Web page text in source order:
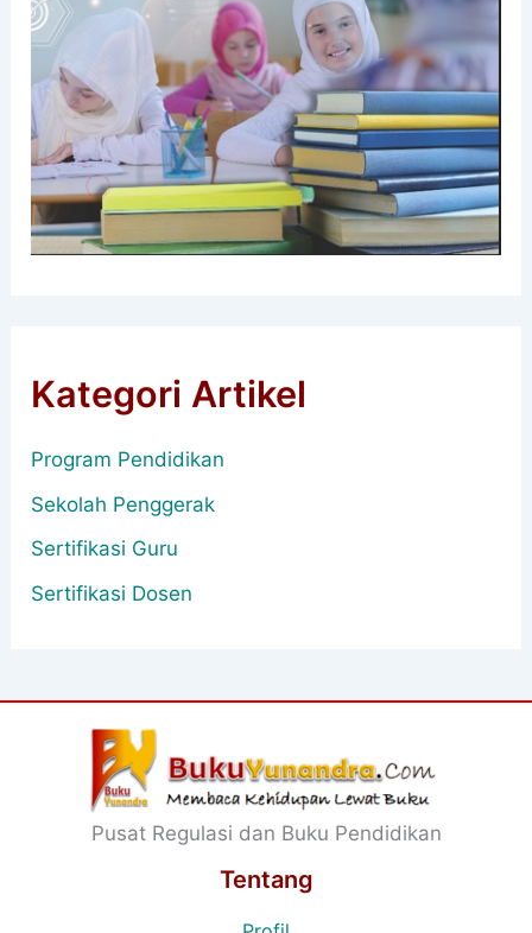
Kategori Artikel
Program Pendidikan
Sekolah Penggerak
Sertifikasi Guru
Sertifikasi Dosen
Pusat Regulasi dan Buku Pendidikan
Tentang